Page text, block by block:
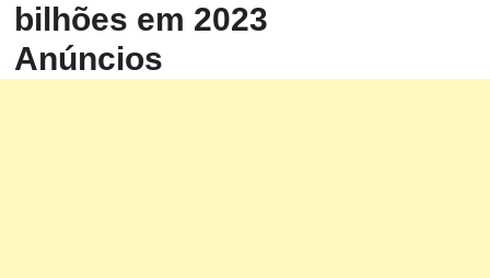
bilhões em 2023
Anúncios